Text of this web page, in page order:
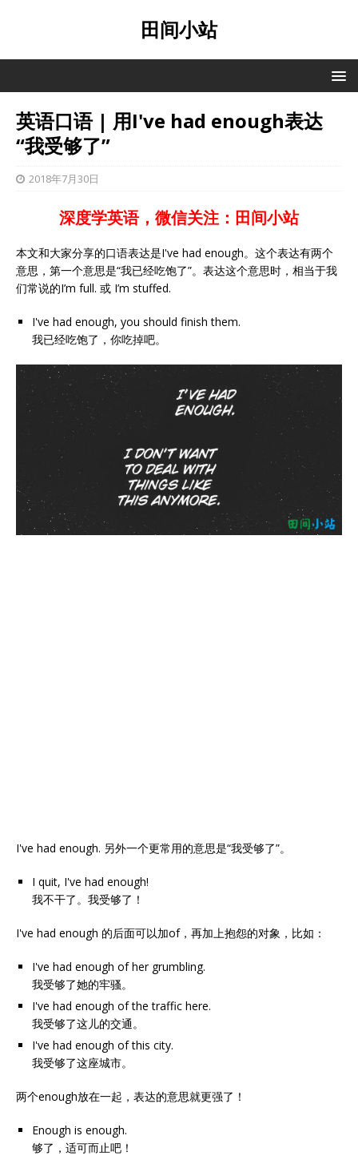
田间小站
英语口语 | 用I've had enough表达
“我受够了”
2018年7月30日
深度学英语，微信关注：田间小站
本文和大家分享的口语表达是I've had enough。这个表达有两个
意思，第一个意思是“我已经吃饱了”。表达这个意思时，相当于我
们常说的I’m full. 或 I’m stuffed.
I've had enough, you should finish them.
我已经吃饱了，你吃掉吧。
I've had enough. 另外一个更常用的意思是“我受够了”。
I quit, I've had enough!
我不干了。我受够了！
I've had enough 的后面可以加of，再加上抱怨的对象，比如：
I've had enough of her grumbling.
我受够了她的牢骚。
I've had enough of the traffic here.
我受够了这儿的交通。
I've had enough of this city.
我受够了这座城市。
两个enough放在一起，表达的意思就更强了！
Enough is enough.
够了，适可而止吧！